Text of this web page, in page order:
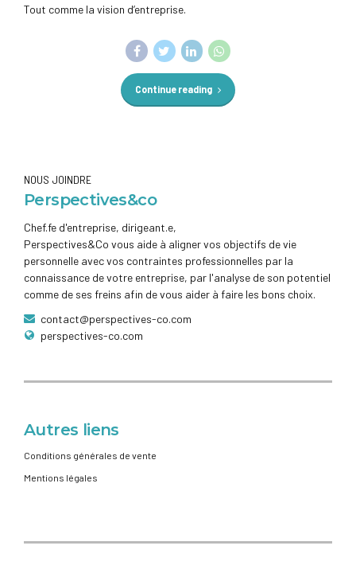
Tout comme la vision d’entreprise.
Continue reading
NOUS JOINDRE
Perspectives&co
Chef.fe d'entreprise, dirigeant.e,
Perspectives&Co vous aide à aligner vos objectifs de vie
personnelle avec vos contraintes professionnelles par la
connaissance de votre entreprise, par l'analyse de son potentiel
comme de ses freins afin de vous aider à faire les bons choix.
contact@perspectives-co.com
perspectives-co.com
Autres liens
Conditions générales de vente
Mentions légales